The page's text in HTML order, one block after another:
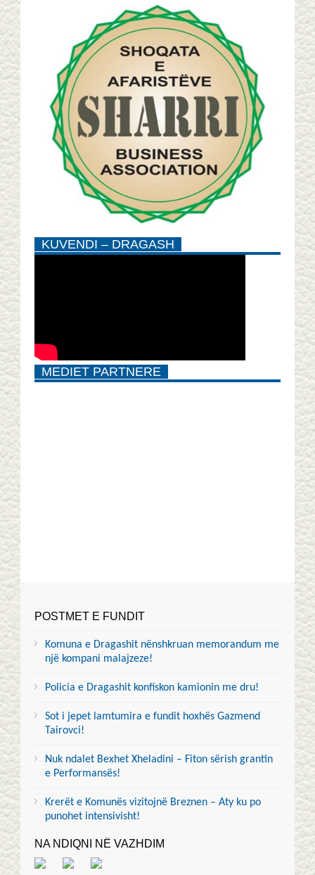
KUVENDI – DRAGASH
MEDIET PARTNERE
POSTMET E FUNDIT
Komuna e Dragashit nënshkruan memorandum me
një kompani malajzeze!
Policia e Dragashit konfiskon kamionin me dru!
Sot i jepet lamtumira e fundit hoxhës Gazmend
Tairovci!
Nuk ndalet Bexhet Xheladini – Fiton sërish grantin
e Performansës!
Krerët e Komunës vizitojnë Breznen – Aty ku po
punohet intensivisht!
NA NDIQNI NË VAZHDIM